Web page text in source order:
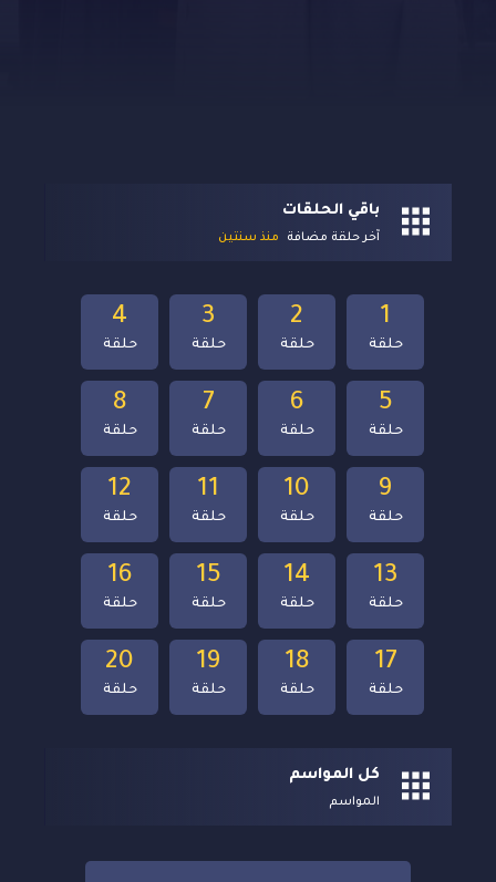
باقي الحلقات
آخر حلقة مضافة منذ سنتين
20
حلقة
19
حلقة
18
حلقة
17
حلقة
16
حلقة
15
حلقة
14
حلقة
13
حلقة
12
حلقة
11
حلقة
10
حلقة
9
حلقة
8
حلقة
7
حلقة
6
حلقة
5
حلقة
4
حلقة
3
حلقة
2
حلقة
1
حلقة
كل المواسم
المواسم